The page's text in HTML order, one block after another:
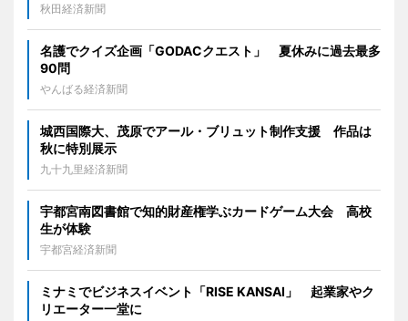
秋田経済新聞
名護でクイズ企画「GODACクエスト」 夏休みに過去最多
90問
やんばる経済新聞
城西国際大、茂原でアール・ブリュット制作支援 作品は
秋に特別展示
九十九里経済新聞
宇都宮南図書館で知的財産権学ぶカードゲーム大会 高校
生が体験
宇都宮経済新聞
ミナミでビジネスイベント「RISE KANSAI」 起業家やク
リエーター一堂に